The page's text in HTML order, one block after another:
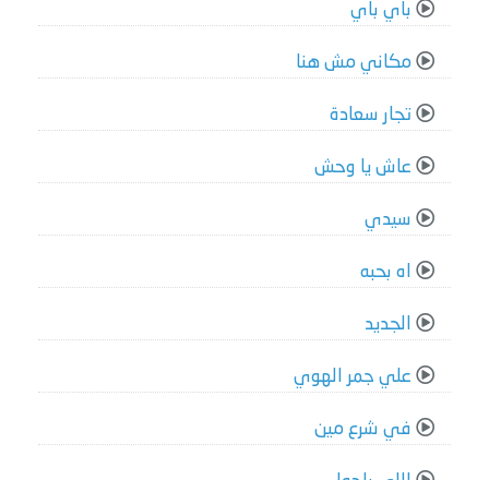
باي باي
مكاني مش هنا
تجار سعادة
عاش يا وحش
سيدي
اه بحبه
الجديد
علي جمر الهوي
في شرع مين